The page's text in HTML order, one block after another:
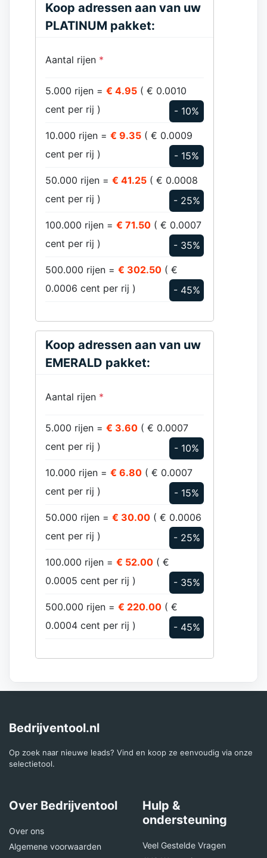
Koop adressen aan van uw
PLATINUM pakket:
Aantal rijen *
5.000 rijen = € 4.95 ( € 0.0010
cent per rij )
- 10%
10.000 rijen = € 9.35 ( € 0.0009
cent per rij )
- 15%
50.000 rijen = € 41.25 ( € 0.0008
cent per rij )
- 25%
100.000 rijen = € 71.50 ( € 0.0007
cent per rij )
- 35%
500.000 rijen = € 302.50 ( €
0.0006 cent per rij )
- 45%
Koop adressen aan van uw
EMERALD pakket:
Aantal rijen *
5.000 rijen = € 3.60 ( € 0.0007
cent per rij )
- 10%
10.000 rijen = € 6.80 ( € 0.0007
cent per rij )
- 15%
50.000 rijen = € 30.00 ( € 0.0006
cent per rij )
- 25%
100.000 rijen = € 52.00 ( €
0.0005 cent per rij )
- 35%
500.000 rijen = € 220.00 ( €
0.0004 cent per rij )
- 45%
Bedrijventool.nl
Op zoek naar nieuwe leads? Vind en koop ze eenvoudig via onze
selectietool.
Over Bedrijventool
Over ons
Algemene voorwaarden
Hulp &
ondersteuning
Veel Gestelde Vragen